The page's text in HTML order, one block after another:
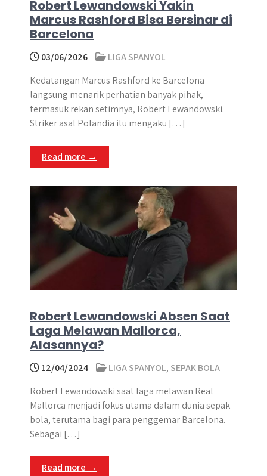
Robert Lewandowski Yakin
Marcus Rashford Bisa Bersinar di
Barcelona
03/06/2026
LIGA SPANYOL
Kedatangan Marcus Rashford ke Barcelona
langsung menarik perhatian banyak pihak,
termasuk rekan setimnya, Robert Lewandowski.
Striker asal Polandia itu mengaku […]
Read more →
Robert Lewandowski Absen Saat
Laga Melawan Mallorca,
Alasannya?
12/04/2024 LIGA SPANYOL, SEPAK BOLA
Robert Lewandowski saat laga melawan Real
Mallorca menjadi fokus utama dalam dunia sepak
bola, terutama bagi para penggemar Barcelona.
Sebagai […]
Read more →